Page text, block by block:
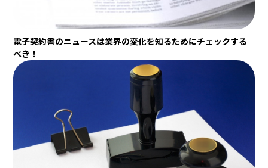
電子契約書のニュースは業界の変化を知るためにチェックする
べき！